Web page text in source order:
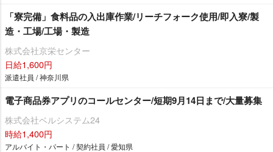
「寮完備」食料品の入出庫作業/リーチフォーク使用/即入寮/製
造・工場/工場・製造
株式会社京栄センター
日給1,600円
派遣社員 / 神奈川県
電子商品券アプリのコールセンター/短期9月14日まで/大量募集
株式会社ベルシステム24
時給1,400円
アルバイト・パート / 契約社員 / 愛知県